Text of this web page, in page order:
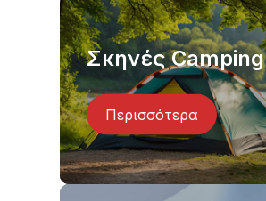
Σκηνές Camping
Περισσότερα